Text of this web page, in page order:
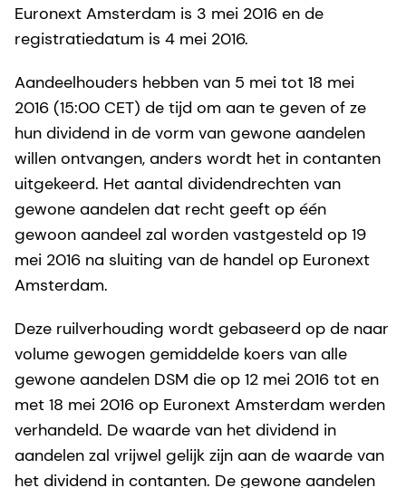
Euronext Amsterdam is 3 mei 2016 en de
registratiedatum is 4 mei 2016.
Aandeelhouders hebben van 5 mei tot 18 mei
2016 (15:00 CET) de tijd om aan te geven of ze
hun dividend in de vorm van gewone aandelen
willen ontvangen, anders wordt het in contanten
uitgekeerd. Het aantal dividendrechten van
gewone aandelen dat recht geeft op één
gewoon aandeel zal worden vastgesteld op 19
mei 2016 na sluiting van de handel op Euronext
Amsterdam.
Deze ruilverhouding wordt gebaseerd op de naar
volume gewogen gemiddelde koers van alle
gewone aandelen DSM die op 12 mei 2016 tot en
met 18 mei 2016 op Euronext Amsterdam werden
verhandeld. De waarde van het dividend in
aandelen zal vrijwel gelijk zijn aan de waarde van
het dividend in contanten. De gewone aandelen